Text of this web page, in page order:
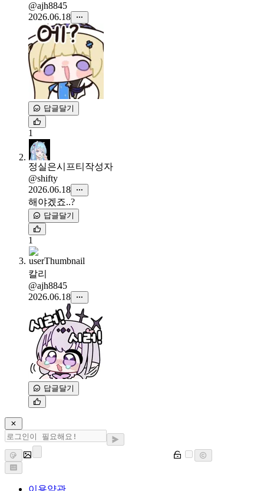
@ajh8845
2026.06.18
답글달기
1
정실은시프티 작성자
@shifty
2026.06.18
해야겠죠..?
답글달기
1
칼리
@ajh8845
2026.06.18
답글달기